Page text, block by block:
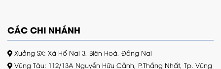
CÁC CHI NHÁNH
Xưởng SX: Xã Hố Nai 3, Biên Hoà, Đồng Nai
Vũng Tàu: 112/13A Nguyễn Hữu Cảnh, P.Thắng Nhất, Tp. Vũng